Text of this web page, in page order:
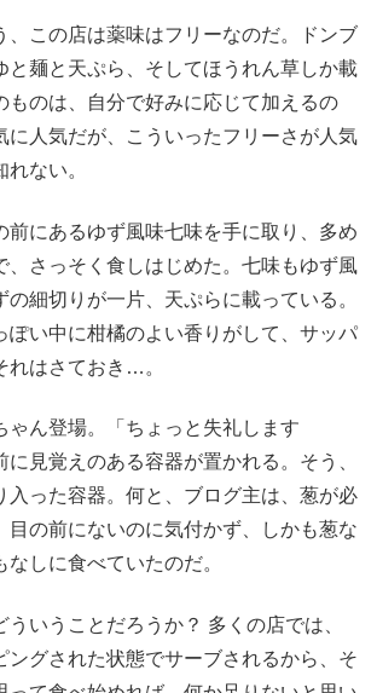
、この店は薬味はフリーなのだ。ドンブ
と麺と天ぷら、そしてほうれん草しか載
ものは、自分で好みに応じて加えるの
に人気だが、こういったフリーさが人気
ない。
前にあるゆず風味七味を手に取り、多め
、さっそく食しはじめた。七味もゆず風
の細切りが一片、天ぷらに載っている。
ぽい中に柑橘のよい香りがして、サッパ
れはさておき…。
ゃん登場。「ちょっと失礼します
に見覚えのある容器が置かれる。そう、
入った容器。何と、ブログ主は、葱が必
目の前にないのに気付かず、しかも葱な
なしに食べていたのだ。
ういうことだろうか？ 多くの店では、
ングされた状態でサーブされるから、そ